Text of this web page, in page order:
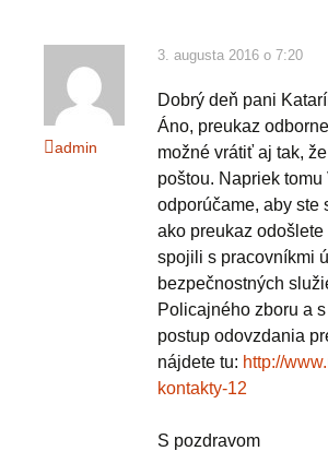
admin
3. augusta 2016 o 7:20
Dobrý deň pani
Áno, preukaz
možné vrátiť aj tak,
poštou. Napriek tomu
odporúčame, aby ste
ako preukaz
spojili s pracovníkmi
bezpečnostných
Policajného zboru a
postup odovzdania
nájdete tu: http://
kontakty-12
S pozdravom